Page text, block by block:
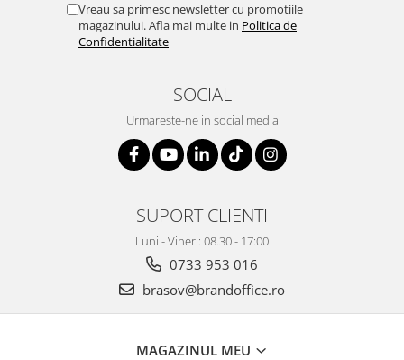
Vreau sa primesc newsletter cu promotiile
magazinului. Afla mai multe in Politica de
Confidentialitate
SOCIAL
Urmareste-ne in social media
SUPORT CLIENTI
Luni - Vineri: 08.30 - 17:00
0733 953 016
brasov@brandoffice.ro
MAGAZINUL MEU